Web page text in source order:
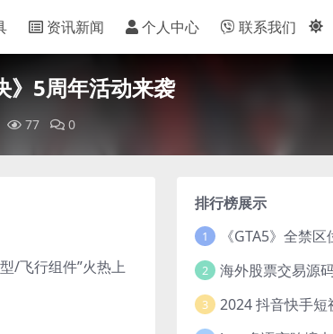
资讯新闻 个人中心 联系我们
》5周年活动来袭
77 0
/飞行组件”火热上
排行榜展示
1 《GTA5》全禁
2
3